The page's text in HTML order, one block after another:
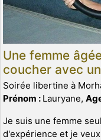
Une femme
coucher avec
Soirée libertine à
Prénom : Lauryane,
Je suis une femme
d'expérience et je